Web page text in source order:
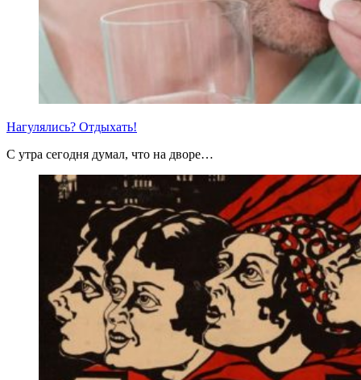
Нагулялись? Отдыхать!
С утра сегодня думал, что на дворе…